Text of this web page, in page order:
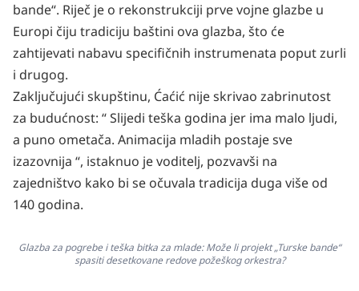
bande“. Riječ je o rekonstrukciji prve vojne glazbe u
Europi čiju tradiciju baštini ova glazba, što će
zahtijevati nabavu specifičnih instrumenata poput zurli
i drugog.
Zaključujući skupštinu, Ćaćić nije skrivao zabrinutost
za budućnost: “ Slijedi teška godina jer ima malo ljudi,
a puno ometača. Animacija mladih postaje sve
izazovnija “, istaknuo je voditelj, pozvavši na
zajedništvo kako bi se očuvala tradicija duga više od
140 godina.
Glazba za pogrebe i teška bitka za mlade: Može li projekt „Turske bande“
spasiti desetkovane redove požeškog orkestra?